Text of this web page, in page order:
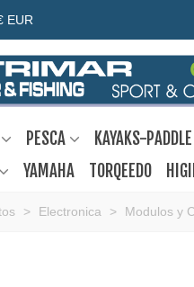
EUR
PESCA KAYAKS-PADDLE
YAMAHA TORQEEDO
> Electronica > Modulos y